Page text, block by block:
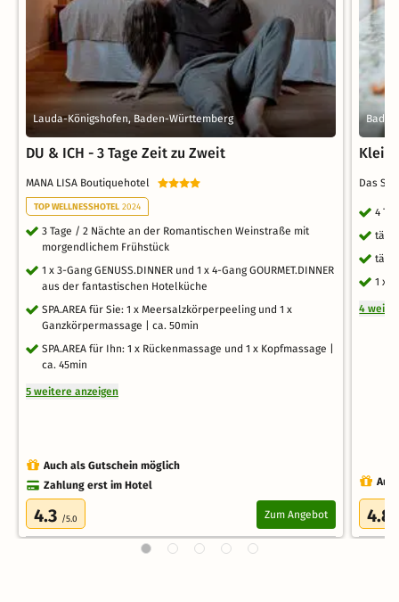
Lauda-Königshofen, Baden-Württemberg
DU & ICH - 3 Tage Zeit zu Zweit
MANA LISA Boutiquehotel
TOP WELLNESSHOTEL 2024
3 Tage / 2 Nächte an der Romantischen Weinstraße mit
morgendlichem Frühstück
1 x 3-Gang GENUSS.DINNER und 1 x 4-Gang GOURMET.DINNER
aus der fantastischen Hotelküche
SPA.AREA für Sie: 1 x Meersalzkörperpeeling und 1 x
Ganzkörpermassage | ca. 50min
SPA.AREA für Ihn: 1 x Rückenmassage und 1 x Kopfmassage |
ca. 45min
5 weitere anzeigen
Auch als Gutschein möglich
Zahlung erst im Hotel
4.3 /5.0 Zum Angebot
Bad
Das
4
1 x
4
4.8